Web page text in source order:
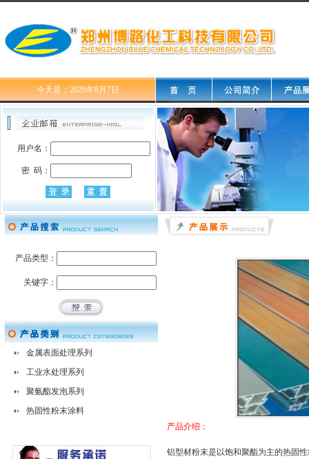
今天是：2026年8月7日
用户名：
密 码：
产品类型：
关键字：
金属表面处理系列
工业水处理系列
聚氨酯发泡系列
热固性粉末涂料
产品介绍：
铝型材粉末是以饱和聚酯为主的热固